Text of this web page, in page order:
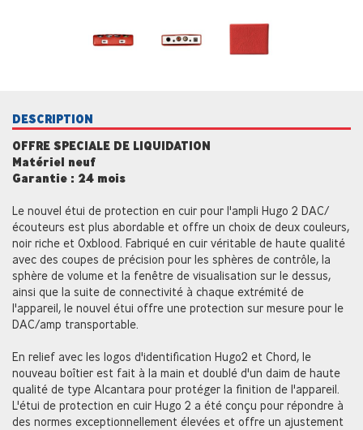
DESCRIPTION
OFFRE SPECIALE DE LIQUIDATION
Matériel neuf
Garantie : 24 mois
Le nouvel étui de protection en cuir pour l'ampli Hugo 2 DAC/
écouteurs est plus abordable et offre un choix de deux couleurs,
noir riche et Oxblood. Fabriqué en cuir véritable de haute qualité
avec des coupes de précision pour les sphères de contrôle, la
sphère de volume et la fenêtre de visualisation sur le dessus,
ainsi que la suite de connectivité à chaque extrémité de
l'appareil, le nouvel étui offre une protection sur mesure pour le
DAC/amp transportable.
En relief avec les logos d'identification Hugo2 et Chord, le
nouveau boîtier est fait à la main et doublé d'un daim de haute
qualité de type Alcantara pour protéger la finition de l'appareil.
L'étui de protection en cuir Hugo 2 a été conçu pour répondre à
des normes exceptionnellement élevées et offre un ajustement